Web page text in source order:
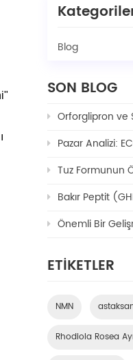
Blog
SON BLOG
Orforglipron ve Semaglutid ve
Pazar Analizi: ECO 2026, Orforglipron'un 100
Tuz Formunun Ötesinde: SINOWAY'in Bakır
Bakır Peptit (GHK-Cu) –
Önemli Bir Gelişme: NMN, NMPA
ETIKETLER
NMN
Rhodiola Rosea